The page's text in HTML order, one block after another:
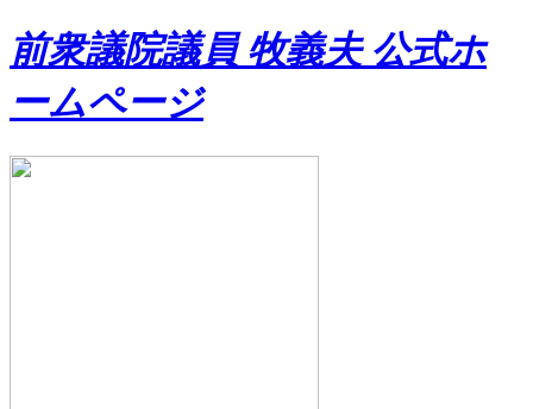
前衆議院議員 牧義夫 公式ホ
ームページ